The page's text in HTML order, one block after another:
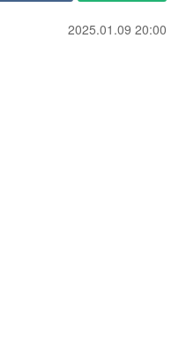
2025.01.09 20:00